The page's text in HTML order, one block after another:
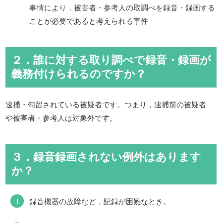
事情により，被害者・参考人の取調べを録音・録画する
ことが必要であると考えられる事件
２．誰に対する取り調べで録音・録画が
義務付けられるのですか？
逮捕・勾留されている被疑者です。つまり，逮捕前の被疑者
や被害者・参考人は対象外です。
３．録音録画されない例外はあります
か？
録音機器の故障など，記録が困難なとき。